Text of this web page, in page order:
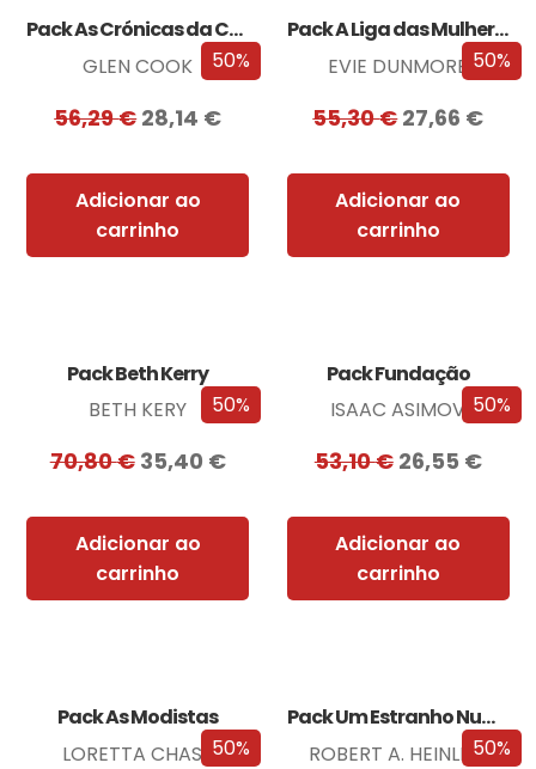
50%
Pack As Crónicas da Companhia Negra
GLEN COOK
56,29€28,14 €
Adicionar ao
carrinho
50%
Pack A Liga das Mulheres Extraordinárias
EVIE DUNMORE
55,30€27,66 €
Adicionar ao
carrinho
50%
Pack Beth Kerry
BETH KERY
70,80€ 35,40 €
Adicionar ao
carrinho
50%
Pack Fundação
ISAAC ASIMOV
53,10€ 26,55 €
Adicionar ao
carrinho
50%
Pack As Modistas
LORETTA CHASE
50%
Pack Um Estranho Numa Terra Estranha
ROBERT A. HEINLEIN